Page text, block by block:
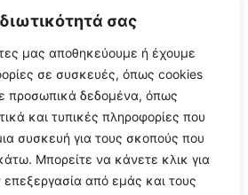
σας
μας αποθηκεύουμε ή έχουμε
σε συσκευές, όπως cookies
προσωπικά δεδομένα, όπως
και τυπικές πληροφορίες που
συσκευή για τους σκοπούς που
Μπορείτε να κάνετε κλικ για
από εμάς και τους